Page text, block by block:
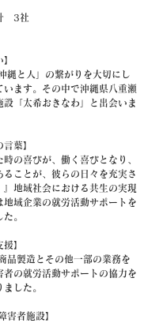
　3社
縄と人」の繋がりを大切にし
います。その中で沖縄県八重瀬
設「太希おきなわ」と出会いま
言葉】
時の喜びが、働く喜びとなり、
ることが、彼らの日々を充実さ
』地域社会における共生の実現
地域企業の就労活動サポートを
。
】
品製造とその他一部の業務を
者の就労活動サポートの協力を
した。
害者施設】